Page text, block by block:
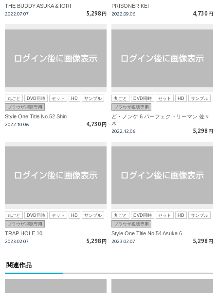
THE BUDDY ASUKA & IORI
2022.07.07 5,298 円
PRISONER KEI
2022.09.06 4,730 円
丸ごと DVD同時 セット HD
サンプル
ブラウザ視聴専用
Style One Title No.52 Shin
2022.10.06 4,730 円
丸ごと DVD同時 セット HD
サンプル
ブラウザ視聴専用
ど・ノンケ 6 パーフェクトリーマン 佐々
木
2022.12.06 5,298 円
丸ごと DVD同時 セット HD
サンプル
ブラウザ視聴専用
TRAP HOLE 10
2023.02.07 5,298 円
丸ごと DVD同時 セット HD
サンプル
ブラウザ視聴専用
Style One Title No.54 Asuka 6
2023.02.07 5,298 円
関連作品